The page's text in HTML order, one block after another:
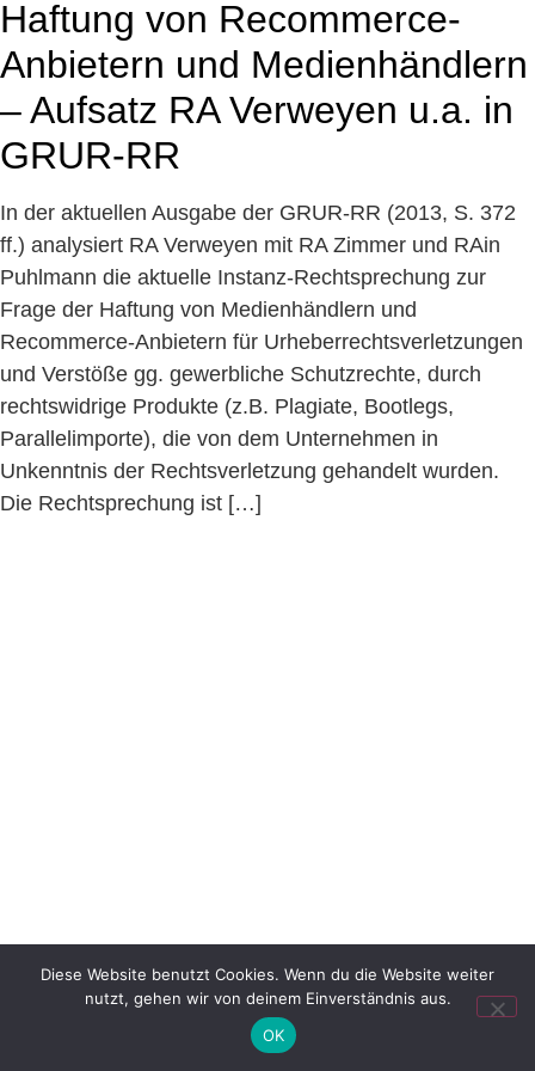
Haftung von Recommerce-
Anbietern und Medienhändlern
– Aufsatz RA Verweyen u.a. in
GRUR-RR
In der aktuellen Ausgabe der GRUR-RR (2013, S. 372
ff.) analysiert RA Verweyen mit RA Zimmer und RAin
Puhlmann die aktuelle Instanz-Rechtsprechung zur
Frage der Haftung von Medienhändlern und
Recommerce-Anbietern für Urheberrechtsverletzungen
und Verstöße gg. gewerbliche Schutzrechte, durch
rechtswidrige Produkte (z.B. Plagiate, Bootlegs,
Parallelimporte), die von dem Unternehmen in
Unkenntnis der Rechtsverletzung gehandelt wurden.
Die Rechtsprechung ist […]
Diese Website benutzt Cookies. Wenn du die Website weiter
nutzt, gehen wir von deinem Einverständnis aus.
OK